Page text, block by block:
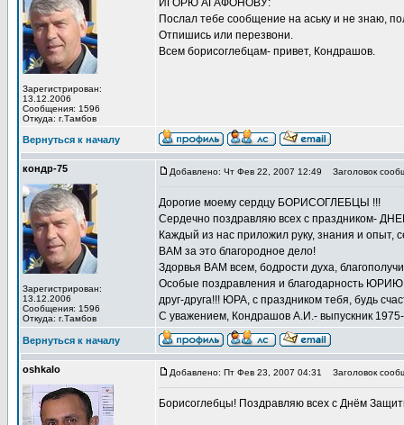
Зарегистрирован:
13.12.2006
Сообщения: 1596
Откуда: г.Тамбов
ИГОРЮ АГАФОНОВУ:
Послал тебе сообщение на аську и не знаю,
Отпишись или перезвони.
Всем борисоглебцам- привет, Кондрашов.
Вернуться к началу
кондр-75
Зарегистрирован:
13.12.2006
Сообщения: 1596
Откуда: г.Тамбов
Добавлено: Чт Фев 22, 2007 12:49 Заголовок
Дорогие моему сердцу БОРИСОГЛЕБЦЫ !!!
Сердечно поздравляю всех с праздником-
Каждый из нас приложил руку, знания и
ВАМ за это благородное дело!
Здорвья ВАМ всем, бодрости духа,
Особые поздравления и благодарность
друг-друга!!! ЮРА, с праздником тебя, будь
С уважением, Кондрашов А.И.- выпускник 1975-
Вернуться к началу
oshkalo Добавлено: Пт Фев 23, 2007 04:31 Заголовок
Борисоглебцы! Поздравляю всех с Днём